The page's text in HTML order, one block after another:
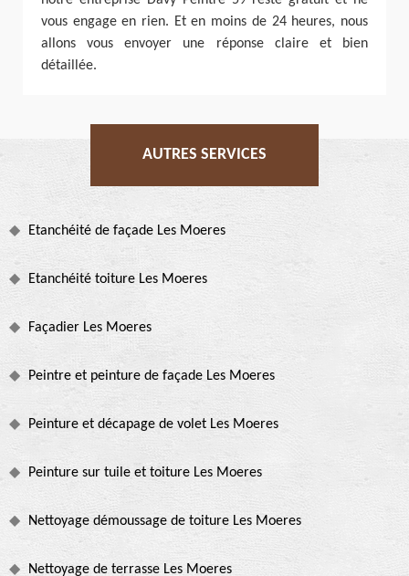
vous engage en rien. Et en moins de 24 heures, nous
allons vous envoyer une réponse claire et bien
détaillée.
AUTRES SERVICES
Etanchéité de façade Les Moeres
Etanchéité toiture Les Moeres
Façadier Les Moeres
Peintre et peinture de façade Les Moeres
Peinture et décapage de volet Les Moeres
Peinture sur tuile et toiture Les Moeres
Nettoyage démoussage de toiture Les Moeres
Nettoyage de terrasse Les Moeres